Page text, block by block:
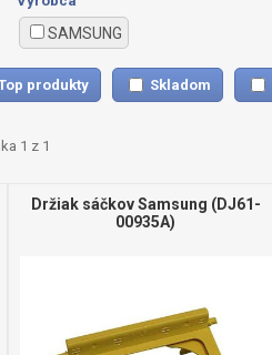
SAMSUNG
produkty Skladom
1 z 1
Držiak sáčkov Samsung (DJ61-
00935A)